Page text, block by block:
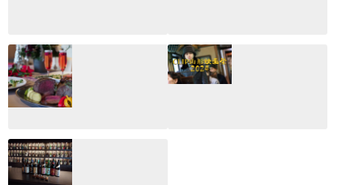
CLIP山形映画祭
2026：映画館派の
編集長が読む2025
年の映画ざっくり
総監
CLIP山形映画祭
2025：ほぼこれく
らいしか更新して
いない変なブログ
月のホテル☆4日
間限定！クリスマ
スディナーブッフ
ェ開催☆